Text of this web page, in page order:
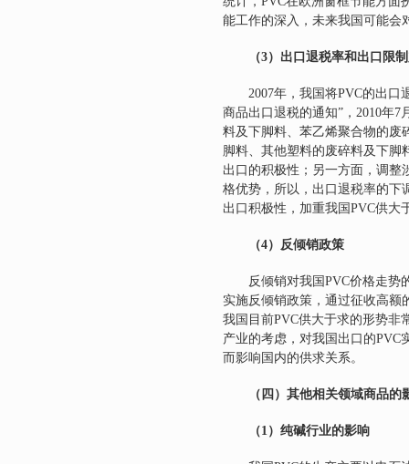
能工作的深入，未来我国可能会
（3） 出口退税率和出口限
2007年，我国将PVC的出口
商品出口退税的通知”， 2010年7
料及下脚料、苯乙烯聚合物的废
脚料、其他塑料的废碎料及下脚
出口的积极性；另一方面，调整
格优势，所以，出口退税率的下
出口积极性，加重我国 PVC供大
（4） 反倾销政策
反倾销对我国 PVC价格走势
实施反倾销政策，通过征收高额
我国目前PVC供大于求的形势非
产业的考虑，对我国出口的PVC
而影响国内的供求关系。
（四）其他相关领域商品的
（1）纯碱行业的影响